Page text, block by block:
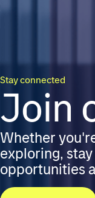
Stay connected
Join
Whether
exploring,
opportunities